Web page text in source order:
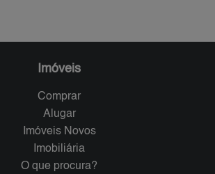
Imóveis
Comprar
Alugar
Imóveis Novos
Imobiliária
O que procura?